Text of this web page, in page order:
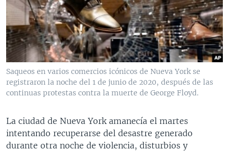
VENEZUELA
BRASIL
NICARAGUA
ECONOMÍA
ENTRETENIMIENTO Y CULTURA
TECNOLOGÍA
DEPORTES
CIENCIA Y SALUD
MULTIMEDIA
VIDEOS
FOTOGRAFÍA
AUDIOS
PROGRAMAS TV
EL MUNDO AL DÍA
FORO INTERAMERICANO
VISIÓN 360
PANORAMA
RADIO
AVANCE INFORMATIVO
AUDIONOTICIAS
ESTADOS UNIDOS AL DÍA
EL MUNDO AL DÍA [RADIO]
DIRECT
DOCUMENTALES DE LA VOA
SÍGANOS
Saqueos en varios comercios icónicos de Nueva York se
registraron la noche del 1 de junio de 2020, después de las
continuas protestas contra la muerte de George Floyd.
La ciudad de Nueva York amanecía el martes
intentando recuperarse del desastre generado
durante otra noche de violencia, disturbios y